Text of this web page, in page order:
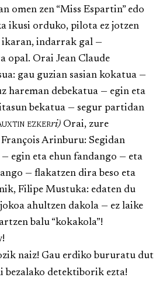
omen zen “Miss Espartin” edo
ikusi orduko, pilota ez jotzen
ikaran, indarrak gal —
opal. Orai Jean Claude
gau guzian sasian kokatua —
hareman debekatua — egin eta
bekatua — segur partidan
ezkerri) Orai, zure
Arinburu: Segidan
egin eta ehun fandango — eta
— flakatzen dira beso eta
Filipe Mustuka: edaten du
ahultzen dakola — ez laike
balu “kokakola”!
naiz! Gau erdiko bururatu dut
bezalako detektiborik ezta!